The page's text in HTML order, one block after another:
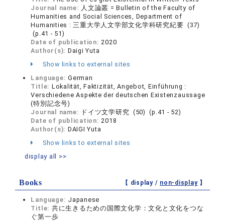
Journal name: 人文論叢 = Bulletin of the Faculty of
Humanities and Social Sciences, Department of
Humanities : 三重大学人文学部文化学科研究紀要 (37)
(p.41 - 51)
Date of publication:2020
Author(s): Daigi Yuta
Show links to external sites
Language:German
Title: Lokalität, Faktizität, Angebot, Einführung :
Verschiedene Aspekte der deutschen Existenzaussage
(特別記念号)
Journal name: ドイツ文学研究 (50) (p.41 - 52)
Date of publication:2018
Author(s): DAIGI Yuta
Show links to external sites
display all >>
Books 【 display / non-display】
Language: Japanese
Title: 共に生きるための国際文化学：文化と文化をつな
ぐ第一歩